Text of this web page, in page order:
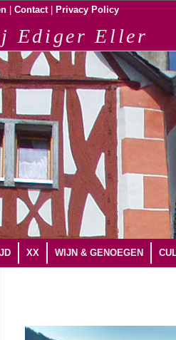
Contact Privacy Policy
Ediger Eller
XX WIJN & GENOEGEN